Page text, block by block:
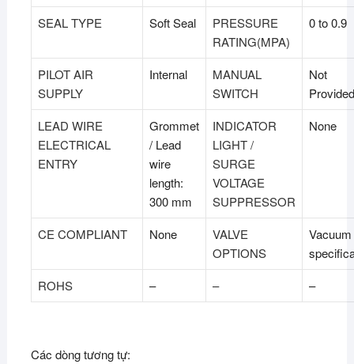
SEAL TYPE Soft Seal
PRESSURE
RATING(MPA)
0 to 0.9
PILOT AIR
SUPPLY
Internal
MANUAL
SWITCH
Not
Provided
LEAD WIRE
ELECTRICAL
ENTRY
Grommet
/ Lead
wire
length:
300 mm
INDICATOR
LIGHT /
SURGE
VOLTAGE
SUPPRESSOR
None
CE COMPLIANT None
VALVE
OPTIONS
Vacuum
ROHS
– – –
Các dòng tương tự: